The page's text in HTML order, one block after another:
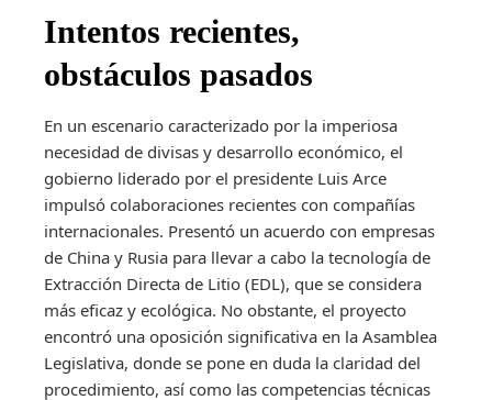
Intentos recientes,
obstáculos pasados
En un escenario caracterizado por la imperiosa
necesidad de divisas y desarrollo económico, el
gobierno liderado por el presidente Luis Arce
impulsó colaboraciones recientes con compañías
internacionales. Presentó un acuerdo con empresas
de China y Rusia para llevar a cabo la tecnología de
Extracción Directa de Litio (EDL), que se considera
más eficaz y ecológica. No obstante, el proyecto
encontró una oposición significativa en la Asamblea
Legislativa, donde se pone en duda la claridad del
procedimiento, así como las competencias técnicas